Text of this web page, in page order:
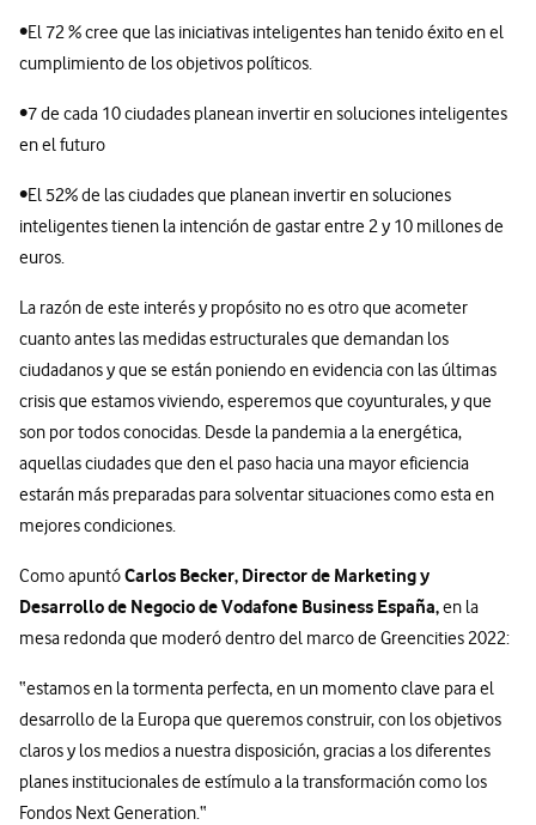
•El 72 % cree que las iniciativas inteligentes han tenido éxito en el
cumplimiento de los objetivos políticos.
•7 de cada 10 ciudades planean invertir en soluciones inteligentes
en el futuro
•El 52% de las ciudades que planean invertir en soluciones
inteligentes tienen la intención de gastar entre 2 y 10 millones de
euros.
La razón de este interés y propósito no es otro que acometer
cuanto antes las medidas estructurales que demandan los
ciudadanos y que se están poniendo en evidencia con las últimas
crisis que estamos viviendo, esperemos que coyunturales, y que
son por todos conocidas. Desde la pandemia a la energética,
aquellas ciudades que den el paso hacia una mayor eficiencia
estarán más preparadas para solventar situaciones como esta en
mejores condiciones.
Como apuntóCarlos Becker, Director de Marketing y
Desarrollo de Negocio de Vodafone Business España,en la
mesa redonda que moderó dentro del marco de Greencities 2022:
“estamos en la tormenta perfecta, en un momento clave para el
desarrollo de la Europa que queremos construir, con los objetivos
claros y los medios a nuestra disposición, gracias a los diferentes
planes institucionales de estímulo a la transformación como los
Fondos Next Generation.“